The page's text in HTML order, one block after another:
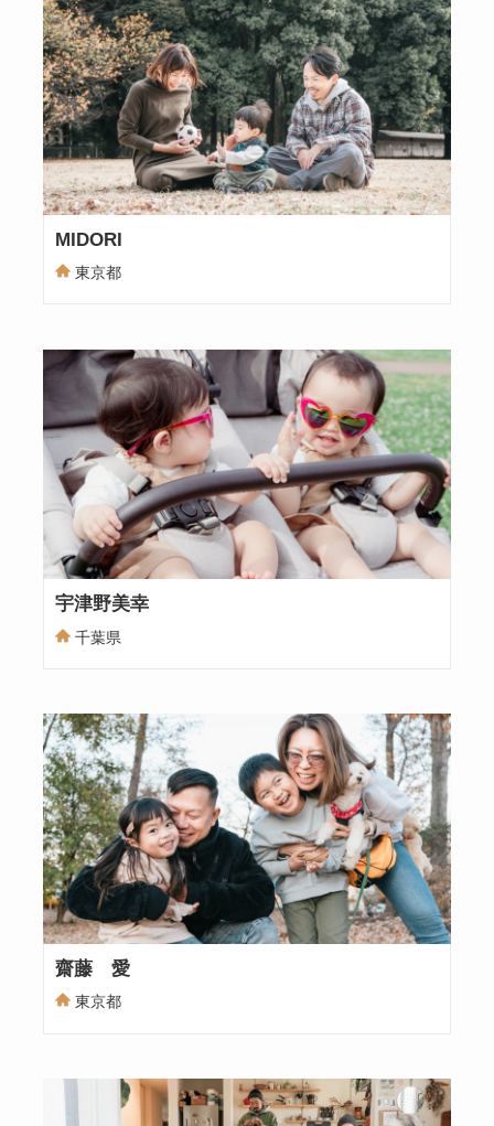
MIDORI
東京都
宇津野美幸
千葉県
齋藤 愛
東京都